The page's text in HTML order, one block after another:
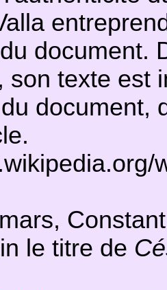
document.
son texte est
document,
le titre de